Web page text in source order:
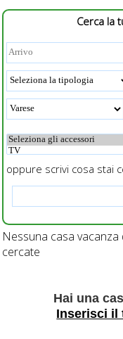
Cerca la
oppure scrivi cosa stai
Nessuna casa
cercate
Hai una
Inserisci il